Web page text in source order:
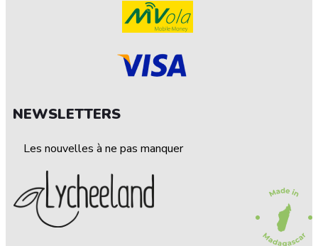
NEWSLETTERS
Les nouvelles à ne pas manquer